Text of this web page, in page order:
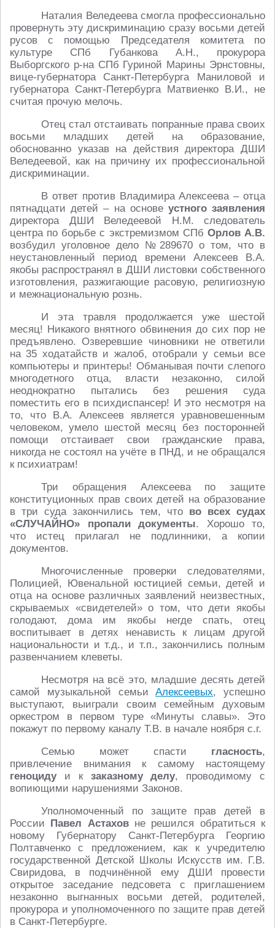
Наталия Веледеева смогла профессионально
провернуть эту дискриминацию сразу восьми детей
русов с помощью Председателя комитета по
культуре СПб Губанкова А.Н., прокурора
Выборгского р-на СПб Гуриной Марины Эрнстовны,
вице-губернатора Санкт-Петербурга Маниловой и
губернатора Санкт-Петербурга Матвиенко В.И., не
считая прочую мелочь.
Отец стал отстаивать попранные права своих
восьми младших детей на образование,
обоснованно указав на действия директора ДШИ
Веледеевой, как на причину их профессиональной
дискриминации.
В ответ против Владимира Алексеева – отца
пятнадцати детей – на основе устного заявления
директора ДШИ Веледеевой Н.М. следователь
центра по борьбе с экстремизмом СПб Орлов А.В.
возбудил уголовное дело №289670 о том, что в
неустановленный период времени Алексеев В.А.
якобы распространял в ДШИ листовки собственного
изготовления, разжигающие расовую, религиозную
и межнациональную рознь.
И эта травля продолжается уже шестой
месяц! Никакого внятного обвинения до сих пор не
предъявлено. Озверевшие чиновники не ответили
на 35 ходатайств и жалоб, отобрали у семьи все
компьютеры и принтеры! Обманывая почти слепого
многодетного отца, власти незаконно, силой
неоднократно пытались без решения суда
поместить его в психдиспансер! И это несмотря на
то, что В.А. Алексеев является уравновешенным
человеком, умело шестой месяц без посторонней
помощи отстаивает свои гражданские права,
никогда не состоял на учёте в ПНД, и не обращался
к психиатрам!
Три обращения Алексеева по защите
конституционных прав своих детей на образование
в три суда закончились тем, что во всех судах
«СЛУЧАЙНО» пропали документы. Хорошо то,
что истец прилагал не подлинники, а копии
документов.
Многочисленные проверки следователями,
Полицией, Ювенальной юстицией семьи, детей и
отца на основе различных заявлений неизвестных,
скрываемых «свидетелей» о том, что дети якобы
голодают, дома им якобы негде спать, отец
воспитывает в детях ненависть к лицам другой
национальности и т.д., и т.п., закончились полным
развенчанием клеветы.
Несмотря на всё это, младшие десять детей
самой музыкальной семьиАлексеевых, успешно
выступают, выиграли своим семейным духовым
оркестром в первом туре «Минуты славы». Это
покажут по первому каналу Т.В. в начале ноября с.г.
Семью может спасти гласность,
привлечение внимания к самому настоящему
геноцидуи к заказному делу, проводимому с
вопиющими нарушениями Законов.
Уполномоченный по защите прав детей в
России Павел Астаховне решился обратиться к
новому Губернатору Санкт-Петербурга Георгию
Полтавченко с предложением, как к учредителю
государственной Детской Школы Искусств им. Г.В.
Свиридова, в подчинённой ему ДШИ провести
открытое заседание педсовета с приглашением
незаконно выгнанных восьми детей, родителей,
прокурора и уполномоченного по защите прав детей
в Санкт-Петербурге.